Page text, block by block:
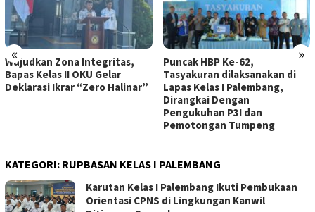
« »
Zona Integritas,
II OKU Gelar
Ikrar “Zero Halinar”
Puncak HBP Ke-62,
Tasyakuran dilaksanakan di
Lapas Kelas I Palembang,
Dirangkai Dengan
Pengukuhan P3I dan
Pemotongan Tumpeng
KATEGORI: RUPBASAN KELAS I PALEMBANG
Karutan Kelas I Palembang Ikuti Pembukaan
Orientasi CPNS di Lingkungan Kanwil